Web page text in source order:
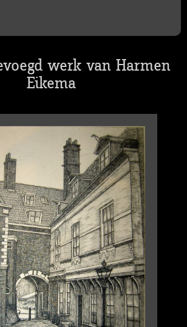
werk van Harmen
Eikema